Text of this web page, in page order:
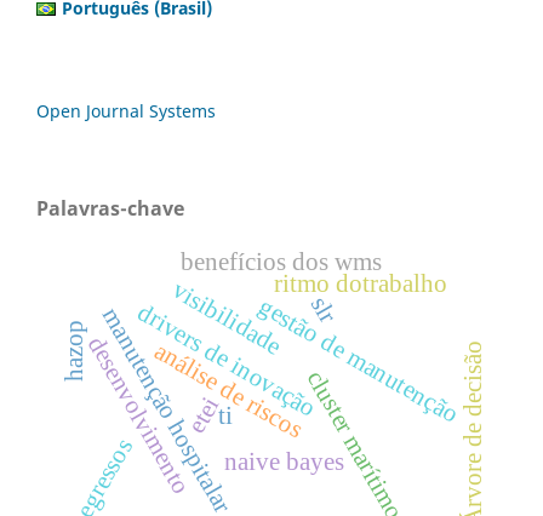
Português (Brasil)
Open Journal Systems
Palavras-chave
visibilidade
cluster marítimo
drivers de inovaçãogestão de manutenção
manutenção hospitalar
ritmo dotrabalho
slr
naive bayes Árvore de decisão
desenvolvimento
benefícios dos wms
análise de riscos
hazop
eteiti
egressos